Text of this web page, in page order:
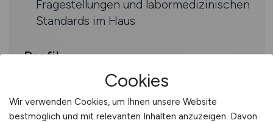
Fragestellungen und labormedizinischen
Standards im Haus
Profil
Facharzt (m/w/d) für
Laboratoriumsmedizin
Fundierte Kenntnisse in moderner
Cookies
Wir verwenden Cookies, um Ihnen unsere Website
bestmöglich und mit relevanten Inhalten anzuzeigen. Davon